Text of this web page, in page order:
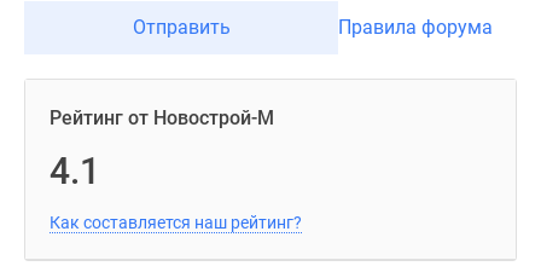
Отправить Правила форума
Рейтинг от Новострой-М
4.1
Как составляется наш рейтинг?